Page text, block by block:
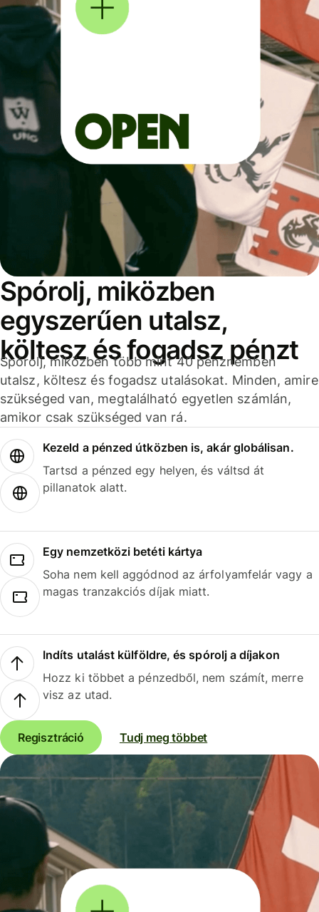
Spórolj, miközben
egyszerűen utalsz,
költesz és fogadsz pénzt
Spórolj, miközben több mint 40 pénznemben
utalsz, költesz és fogadsz utalásokat. Minden, amire
szükséged van, megtalálható egyetlen számlán,
amikor csak szükséged van rá.
Kezeld a pénzed útközben is, akár globálisan.
Tartsd a pénzed egy helyen, és váltsd át
pillanatok alatt.
Egy nemzetközi betéti kártya
Soha nem kell aggódnod az árfolyamfelár vagy a
magas tranzakciós díjak miatt.
Indíts utalást külföldre, és spórolj a díjakon
Hozz ki többet a pénzedből, nem számít, merre
visz az utad.
Regisztráció Tudj meg többet